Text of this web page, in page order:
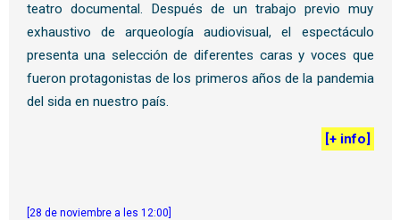
teatro documental. Después de un trabajo previo muy
exhaustivo de arqueología audiovisual, el espectáculo
presenta una selección de diferentes caras y voces que
fueron protagonistas de los primeros años de la pandemia
del sida en nuestro país.
[+ info]
[28 de noviembre a les 12:00]